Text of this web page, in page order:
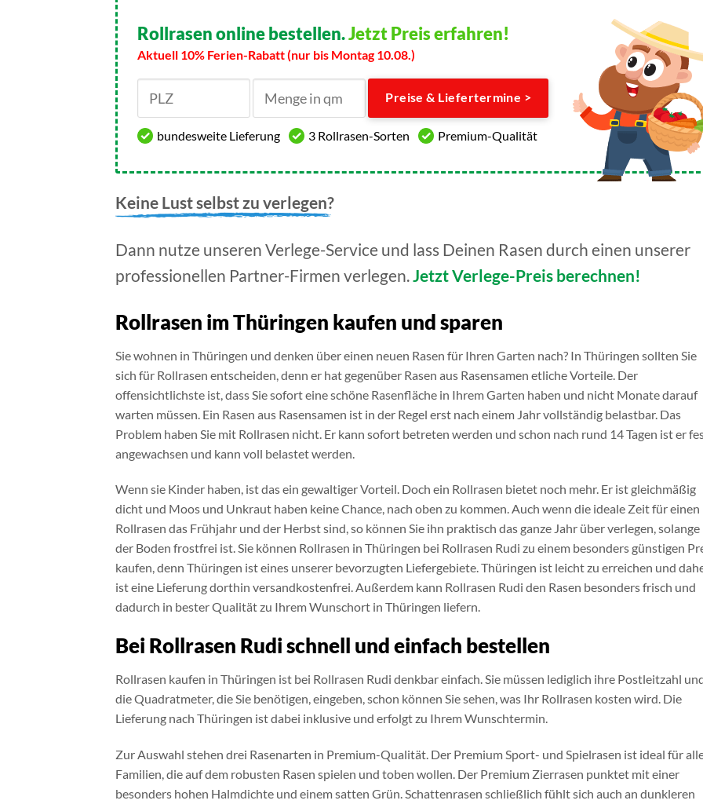
Rollrasen online bestellen.Jetzt Preis erfahren!
Aktuell 10% Ferien-Rabatt (nur bis Montag 10.08.)
Preise & Liefertermine >
bundesweite Lieferung 3 Rollrasen-Sorten Premium-Qualität
Keine Lust selbst zu verlegen?
Dann nutze unseren Verlege-Service und lass Deinen Rasen durch einen unserer
professionellen Partner-Firmen verlegen. Jetzt Verlege-Preis berechnen!
Rollrasen im Thüringen kaufen und sparen
Sie wohnen in Thüringen und denken über einen neuen Rasen für Ihren Garten nach? In Thüringen sollten Sie
sich für Rollrasen entscheiden, denn er hat gegenüber Rasen aus Rasensamen etliche Vorteile. Der
offensichtlichste ist, dass Sie sofort eine schöne Rasenfläche in Ihrem Garten haben und nicht Monate darauf
warten müssen. Ein Rasen aus Rasensamen ist in der Regel erst nach einem Jahr vollständig belastbar. Das
Problem haben Sie mit Rollrasen nicht. Er kann sofort betreten werden und schon nach rund 14 Tagen ist er
angewachsen und kann voll belastet werden.
Wenn sie Kinder haben, ist das ein gewaltiger Vorteil. Doch ein Rollrasen bietet noch mehr. Er ist gleichmäßig
dicht und Moos und Unkraut haben keine Chance, nach oben zu kommen. Auch wenn die ideale Zeit für einen
Rollrasen das Frühjahr und der Herbst sind, so können Sie ihn praktisch das ganze Jahr über verlegen, solange
der Boden frostfrei ist. Sie können Rollrasen in Thüringen bei Rollrasen Rudi zu einem besonders günstigen
kaufen, denn Thüringen ist eines unserer bevorzugten Liefergebiete. Thüringen ist leicht zu erreichen und
ist eine Lieferung dorthin versandkostenfrei. Außerdem kann Rollrasen Rudi den Rasen besonders frisch und
dadurch in bester Qualität zu Ihrem Wunschort in Thüringen liefern.
Bei Rollrasen Rudi schnell und einfach bestellen
Rollrasen kaufen in Thüringen ist bei Rollrasen Rudi denkbar einfach. Sie müssen lediglich ihre Postleitzahl
die Quadratmeter, die Sie benötigen, eingeben, schon können Sie sehen, was Ihr Rollrasen kosten wird. Die
Lieferung nach Thüringen ist dabei inklusive und erfolgt zu Ihrem Wunschtermin.
Zur Auswahl stehen drei Rasenarten in Premium-Qualität. Der Premium Sport- und Spielrasen ist ideal für
Familien, die auf dem robusten Rasen spielen und toben wollen. Der Premium Zierrasen punktet mit einer
besonders hohen Halmdichte und einem satten Grün. Schattenrasen schließlich fühlt sich auch an dunkleren